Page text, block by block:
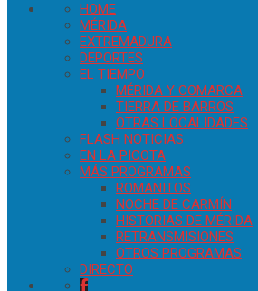
HOME
MÉRIDA
EXTREMADURA
DEPORTES
EL TIEMPO
MÉRIDA Y COMARCA
TIERRA DE BARROS
OTRAS LOCALIDADES
FLASH NOTICIAS
EN LA PICOTA
MÁS PROGRAMAS
ROMANITOS
NOCHE DE CARMÍN
HISTORIAS DE MÉRIDA
RETRANSMISIONES
OTROS PROGRAMAS
DIRECTO